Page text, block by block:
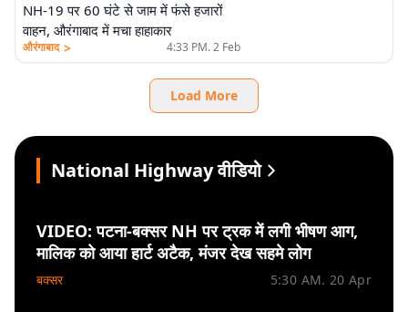
NH-19 पर 60 घंटे से जाम में फंसे हजारों
वाहन, औरंगाबाद में मचा हाहाकार
औरंगाबाद > 4:33 PM. 2 Feb
Load More
National Highway वीडियो
VIDEO: पटना-बक्सर NH पर ट्रक में लगी भीषण आग,
मालिक को आया हार्ट अटैक, मंजर देख सहमे लोग
बक्सर 5:30 AM. 20 Apr